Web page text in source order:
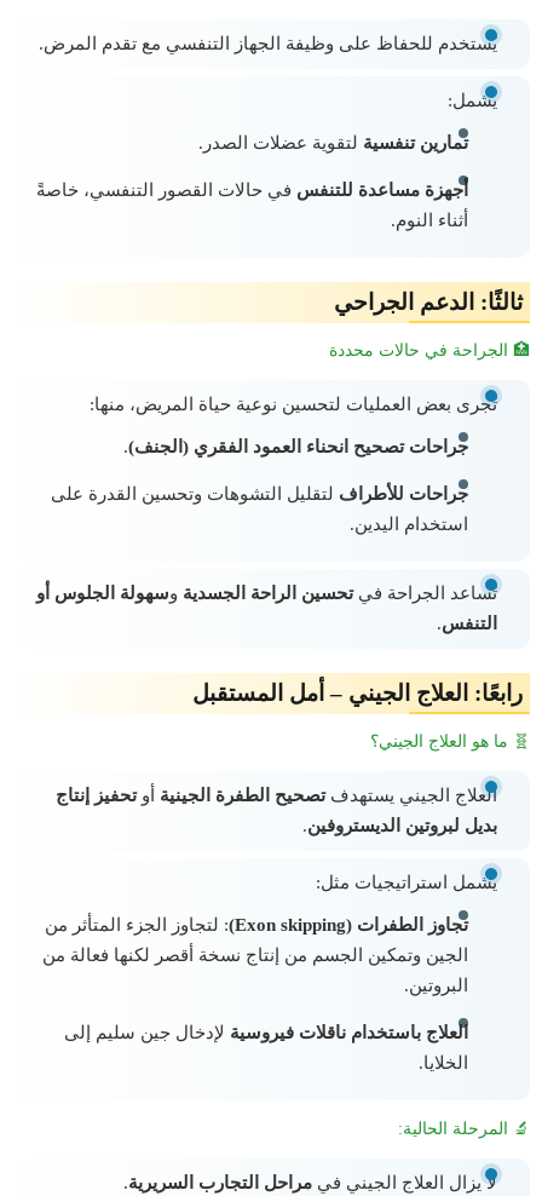
يُستخدم للحفاظ على وظيفة الجهاز التنفسي مع تقدم المرض.
يشمل:
تمارين تنفسية لتقوية عضلات الصدر.
أجهزة مساعدة للتنفس في حالات القصور التنفسي، خاصةً
أثناء النوم.
ثالثًا: الدعم الجراحي
🏥 الجراحة في حالات محددة
تُجرى بعض العمليات لتحسين نوعية حياة المريض، منها:
جراحات تصحيح انحناء العمود الفقري (الجنف).
جراحات للأطراف لتقليل التشوهات وتحسين القدرة على
استخدام اليدين.
تُساعد الجراحة فيتحسين الراحة الجسدية وسهولة الجلوس أو
التنفس.
رابعًا: العلاج الجيني – أمل المستقبل
🧬 ما هو العلاج الجيني؟
العلاج الجيني يستهدفتصحيح الطفرة الجينية أوتحفيز إنتاج
بديل لبروتين الديستروفين.
يشمل استراتيجيات مثل:
تجاوز الطفرات (Exon skipping)
: لتجاوز الجزء المتأثر من
الجين وتمكين الجسم من إنتاج نسخة أقصر لكنها فعالة من
البروتين.
العلاج باستخدام ناقلات فيروسية لإدخال جين سليم إلى
الخلايا.
🔬 المرحلة الحالية:
لا يزال العلاج الجيني في مراحل التجارب السريرية.